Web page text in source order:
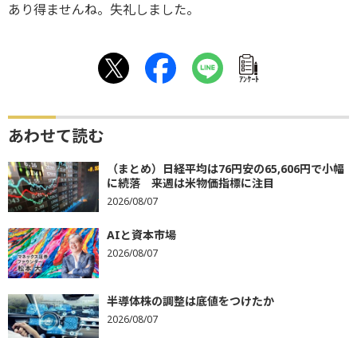
あり得ませんね。失礼しました。
ｱﾝｹｰﾄ
あわせて読む
（まとめ）日経平均は76円安の65,606円で小幅
に続落 来週は米物価指標に注目
2026/08/07
AIと資本市場
2026/08/07
半導体株の調整は底値をつけたか
2026/08/07